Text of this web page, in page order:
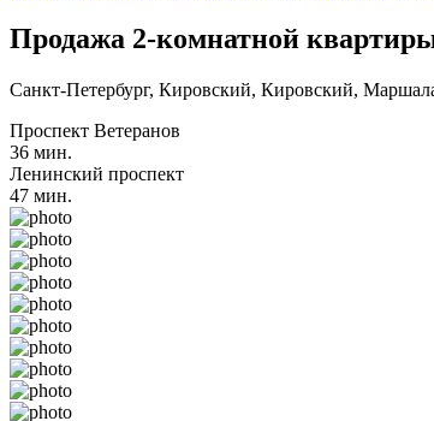
Продажа 2-комнатной
Санкт-Петербург, Кировский, Кировский,
Проспект Ветеранов
36 мин.
Ленинский проспект
47 мин.